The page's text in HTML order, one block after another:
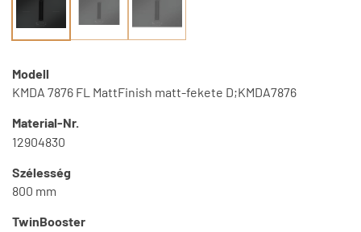
Modell
KMDA 7876 FL MattFinish matt-fekete D;KMDA7876
Material-Nr.
12904830
Szélesség
800 mm
TwinBooster